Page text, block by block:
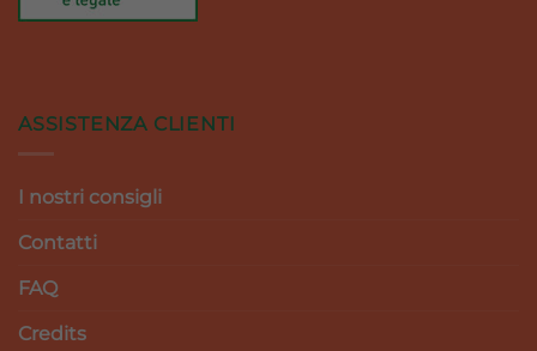
ASSISTENZA CLIENTI
I nostri consigli
Contatti
FAQ
Credits